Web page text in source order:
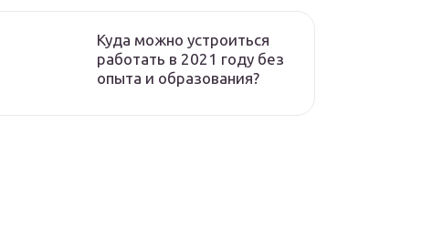
Куда можно устроиться
работать в 2021 году без
опыта и образования?